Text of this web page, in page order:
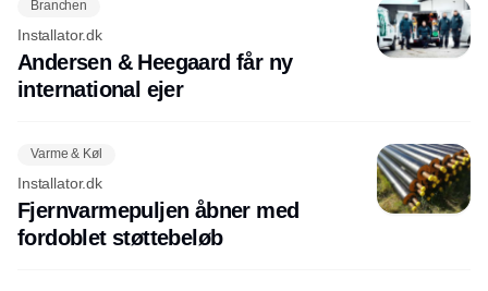
Branchen
Installator.dk
Andersen & Heegaard får ny
international ejer
Varme & Køl
Installator.dk
Fjernvarmepuljen åbner med
fordoblet støttebeløb